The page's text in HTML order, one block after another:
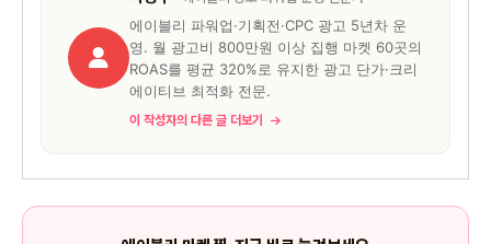
에이블리 파워업·기획전·CPC 광고 5년차 운
영. 월 광고비 800만원 이상 집행 마켓 60곳의
ROAS를 평균 320%로 유지한 광고 단가·크리
에이티브 최적화 전문.
이 작성자의 다른 글 더보기